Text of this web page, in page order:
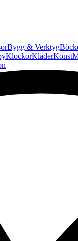
Bygg & Verktyg
KlockorKläderKonst